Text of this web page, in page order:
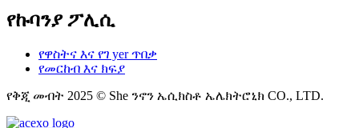
የኩባንያ ፖሊሲ
የዋስትና እና የገ yer ጥበቃ
የመርከብ እና ክፍያ
የቅጂ መብት 2025 © She ንኖን ኤሲክስቶ ኤሌክትሮኒክ CO., LTD.